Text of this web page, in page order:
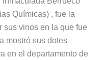
Químicas) , fue la
sus vinos en la que fue
mostró sus dotes
en el departamento de